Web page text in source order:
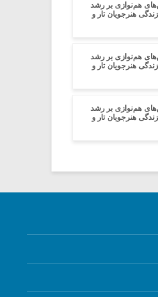
هم‌نوازی بر رشد
هنرجویان تار و
هم‌نوازی بر رشد
هنرجویان تار و
هم‌نوازی بر رشد
هنرجویان تار و